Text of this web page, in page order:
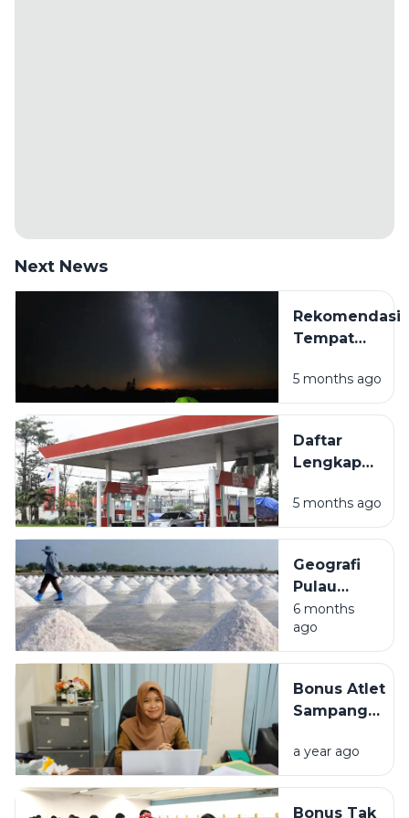
Next News
Rekomendasi
Tempat
di Sampang
Madura
Liburan Akhir
Pekan
5 months ago
Daftar
Lengkap
SPBU di
Sampang
dan
Fasilitasnya
5 months ago
Geografi
Pulau
Madura:
Mengulas
Kondisi
Potensi
Produksi
Nasional
6 months
ago
Bonus Atlet
Sampang
Disporabudpar
Sebut
a year ago
Bonus Tak